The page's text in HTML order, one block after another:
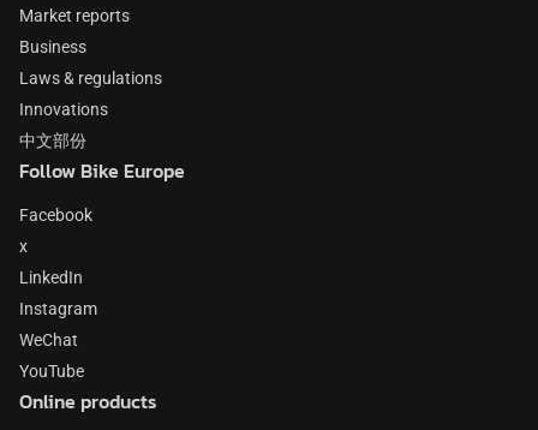
Market reports
Business
Laws & regulations
Innovations
中文部份
Follow Bike Europe
Facebook
x
LinkedIn
Instagram
WeChat
YouTube
Online products